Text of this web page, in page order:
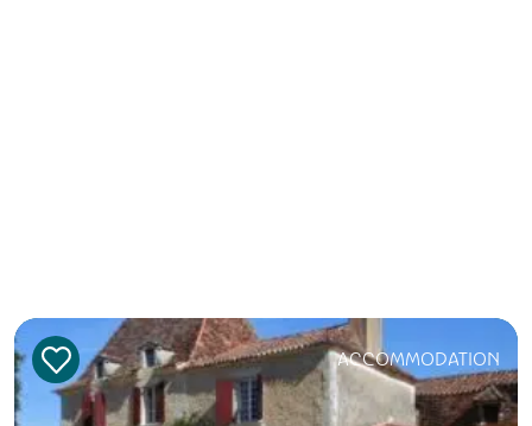
ACCOMMODATION